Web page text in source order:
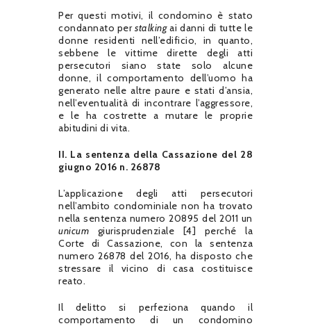
Per questi motivi, il condomino è stato
condannato perstalkingai danni di tutte le
donne residenti nell’edificio, in quanto,
sebbene le vittime dirette degli atti
persecutori siano state solo alcune
donne, il comportamento dell’uomo ha
generato nelle altre paure e stati d’ansia,
nell’eventualità di incontrare l’aggressore,
e le ha costrette a mutare le proprie
abitudini di vita.
II. La sentenza della Cassazione del 28
giugno 2016 n. 26878
L’applicazione degli atti persecutori
nell’ambito condominiale non ha trovato
nella sentenza numero 20895 del 2011 un
unicum giurisprudenziale [4] perché la
Corte di Cassazione, con la sentenza
numero 26878 del 2016, ha disposto che
stressare il vicino di casa costituisce
reato.
Il delitto si perfeziona quando il
comportamento di un condomino